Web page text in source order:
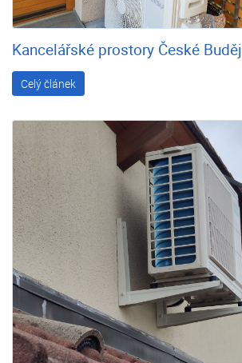
Kancelářské prostory České
Celý článek